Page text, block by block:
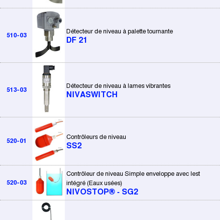
510-03
Détecteur de niveau à palette tournante
DF 21
513-03
Détecteur de niveau à lames vibrantes
NIVASWITCH
520-01
Contrôleurs de niveau
SS2
520-03
Contrôleur de niveau Simple enveloppe avec lest
intégré (Eaux usées)
NIVOSTOP® - SG2